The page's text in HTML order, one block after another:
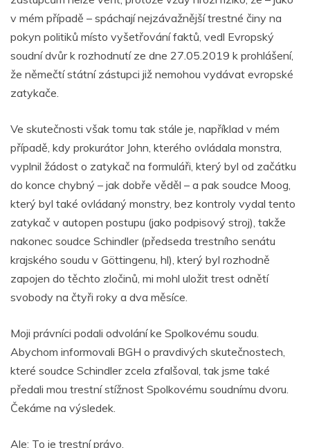
v mém případě – spáchají nejzávažnější trestné činy na
pokyn politiků místo vyšetřování faktů, vedl Evropský
soudní dvůr k rozhodnutí ze dne 27.05.2019 k prohlášení,
že němečtí státní zástupci již nemohou vydávat evropské
zatykače.
Ve skutečnosti však tomu tak stále je, například v mém
případě, kdy prokurátor John, kterého ovládala monstra,
vyplnil žádost o zatykač na formuláři, který byl od začátku
do konce chybný – jak dobře věděl – a pak soudce Moog,
který byl také ovládaný monstry, bez kontroly vydal tento
zatykač v autopen postupu (jako podpisový stroj), takže
nakonec soudce Schindler (předseda trestního senátu
krajského soudu v Göttingenu, hl), který byl rozhodně
zapojen do těchto zločinů, mi mohl uložit trest odnětí
svobody na čtyři roky a dva měsíce.
Moji právníci podali odvolání ke Spolkovému soudu.
Abychom informovali BGH o pravdivých skutečnostech,
které soudce Schindler zcela zfalšoval, tak jsme také
předali mou trestní stížnost Spolkovému soudnímu dvoru.
Čekáme na výsledek.
Ale: To je trestní právo.